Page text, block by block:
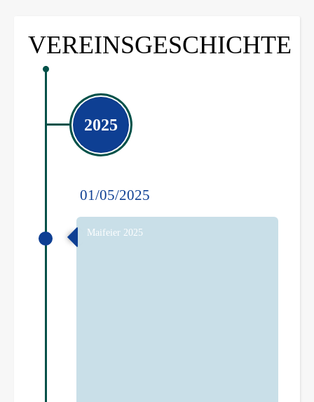
VEREINSGESCHICHTE
2025
01/05/2025
Maifeier 2025